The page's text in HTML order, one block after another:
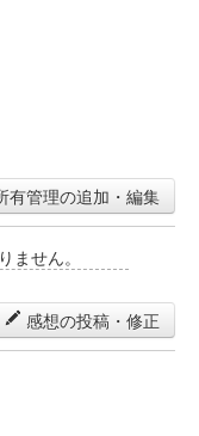
有管理の追加・編集
せん。
感想の投稿・修正